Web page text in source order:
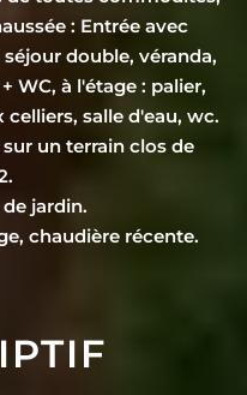
: Entrée avec
double, véranda,
WC, à l'étage : palier,
salle d'eau, wc.
un terrain clos de
de jardin.
chaudière récente.